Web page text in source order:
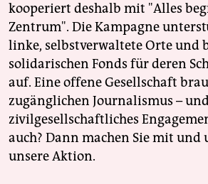
kooperiert deshalb mit "Alles
Zentrum". Die Kampagne
linke, selbstverwaltete Orte und
solidarischen Fonds für deren
auf. Eine offene Gesellschaft
zugänglichen Journalismus –
zivilgesellschaftliches
auch? Dann machen Sie mit und
unsere Aktion.